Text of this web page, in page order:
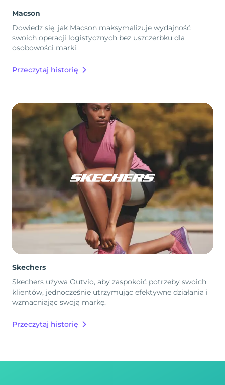
Macson
Dowiedz się, jak Macson maksymalizuje wydajność
swoich operacji logistycznych bez uszczerbku dla
osobowości marki.
Przeczytaj historię
Skechers
Skechers używa Outvio, aby zaspokoić potrzeby swoich
klientów, jednocześnie utrzymując efektywne działania i
wzmacniając swoją markę.
Przeczytaj historię